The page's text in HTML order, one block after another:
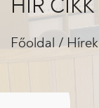
HÍR CIKK
Főoldal / Hírek